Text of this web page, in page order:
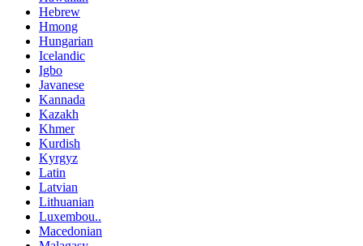
Hebrew
Hmong
Hungarian
Icelandic
Igbo
Javanese
Kannada
Kazakh
Khmer
Kurdish
Kyrgyz
Latin
Latvian
Lithuanian
Luxembou..
Macedonian